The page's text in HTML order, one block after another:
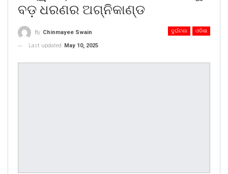
ବଡ଼ ଧରଣର ଅଗ୍ନିକାଣ୍ଡ
ଦୁର୍ଘଟଣା ଓଡିଶା
By Chinmayee Swain
Last updated
May 10, 2025